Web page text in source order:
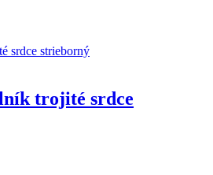
trojité srdce